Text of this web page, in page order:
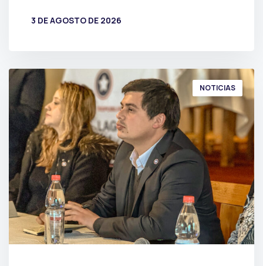
3 DE AGOSTO DE 2026
NOTICIAS